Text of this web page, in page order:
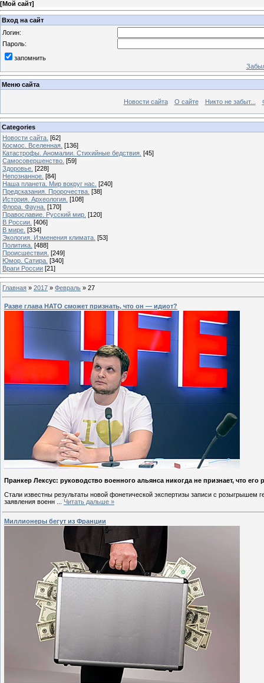
[Мой сайт]
Вход на сайт
Логин:
Пароль:
запомнить
Меню сайта
Новости сайта О сайте Никто не забыт...
Categories
Новости сайта. [62]
Космос. Вселенная. [136]
Катастрофы. Аномалии. Стихийные бедствия. [45]
Самосовершенство. [59]
Здоровье. [228]
Непознанное. [84]
Наша планета. Мир вокруг нас. [240]
Предсказания. Пророчества. [38]
История. Археология. [108]
Флора. Фауна. [170]
Православие. Русский мир. [120]
В России. [406]
В мире. [334]
Экология. Изменения климата. [53]
Политика. [488]
Происшествия. [249]
Юмор. Сатира. [340]
Враги России [21]
Главная » 2017 » Февраль » 27
Разве глава НАТО сможет признать, что он — идиот?
Пранкер Лексус: руководство военного альянса никогда не признает, что
Стали известны результаты новой фонетической экспертизы записи с
заявления военн
Читать дальше »
Миллионеры бегут из Франции